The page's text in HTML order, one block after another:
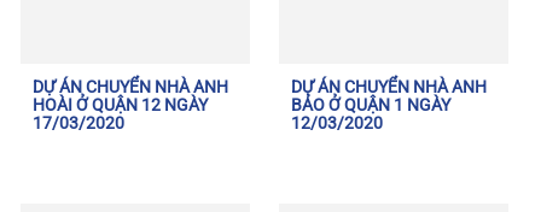
DỰ ÁN CHUYỂN NHÀ ANH
HOÀI Ở QUẬN 12 NGÀY
17/03/2020
DỰ ÁN CHUYỂN NHÀ ANH
BẢO Ở QUẬN 1 NGÀY
12/03/2020